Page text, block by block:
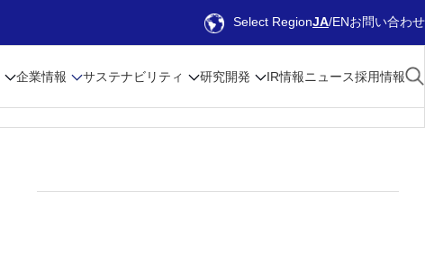
Select RegionJA ENお問い合わせ
企業情報 サステナビリティ 研究開発 IR情報ニュース採用情報